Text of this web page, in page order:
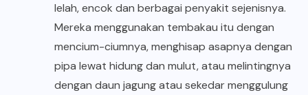
lelah, encok dan berbagai penyakit sejenisnya.
Mereka menggunakan tembakau itu dengan
mencium-ciumnya, menghisap asapnya dengan
pipa lewat hidung dan mulut, atau melintingnya
dengan daun jagung atau sekedar menggulung